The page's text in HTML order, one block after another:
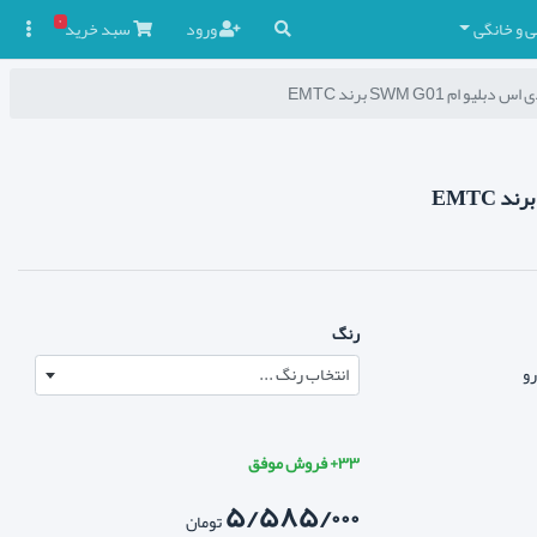
و خانگی ورود سبدخرید۰
رنگ
انتخاب رنگ ...
۳۳+ فروش موفق
۵/۵۸۵/۰۰۰تومان